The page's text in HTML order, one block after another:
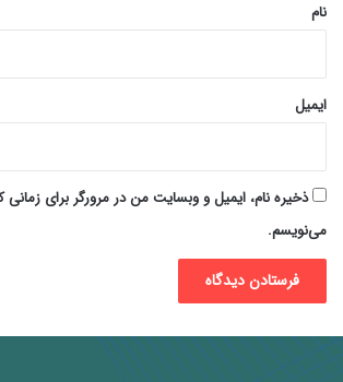
نام
ایمیل
ذخیره نام، ایمیل و وبسایت من در مرورگر برای زمانی
می‌نویسم.